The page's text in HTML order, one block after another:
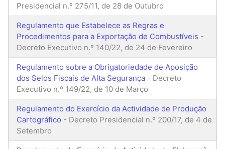
Presidencial n.º 275/11, de 28 de Outubro
Regulamento que Estabelece as Regras e
Procedimentos para a Exportação de Combustíveis -
Decreto Executivo n.º 140/22, de 24 de Fevereiro
Regulamento sobre a Obrigatoriedade de Aposição
dos Selos Fiscais de Alta Segurança - Decreto
Executivo n.º 149/22, de 10 de Março
Regulamento do Exercício da Actividade de Produção
Cartográfico - Decreto Presidencial n.º 200/17, de 4 de
Setembro